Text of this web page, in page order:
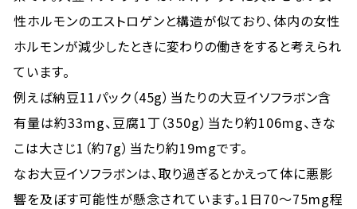
性ホルモンのエストロゲンと構造が似ており、体内の女性
ホルモンが減少したときに変わりの働きをすると考えられ
ています。
例えば納豆11パック（45g）当たりの大豆イソフラボン含
有量は約33mg、豆腐1丁（350g）当たり約106mg、きな
こは大さじ1（約7g）当たり約19mgです。
なお大豆イソフラボンは、取り過ぎるとかえって体に悪影
響を及ぼす可能性が懸念されています。1日70～75mg程